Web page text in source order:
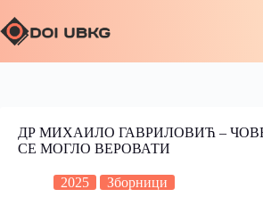
ДР МИХАИЛО ГАВРИЛОВИЋ –
СЕ МОГЛО ВЕРОВАТИ
2025 Зборници